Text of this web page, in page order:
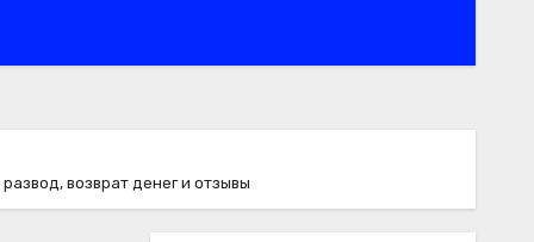
возврат денег и отзывы